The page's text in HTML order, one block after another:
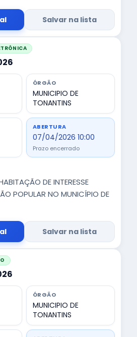
Salvar na lista
ÓRGÃO
MUNICIPIO DE
TONANTINS
ABERTURA
07/04/2026 10:00
Prazo encerrado
DE INTERESSE
POPULAR NO MUNICÍPIO DE
Salvar na lista
ÓRGÃO
MUNICIPIO DE
TONANTINS